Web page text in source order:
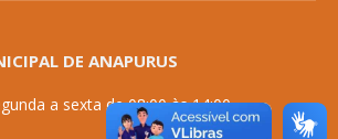
DE ANAPURUS
a sexta de 08:00 às 14:00